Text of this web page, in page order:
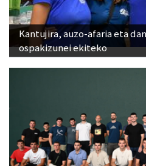
Kantujira, auzo-afaria eta
ospakizunei ekiteko